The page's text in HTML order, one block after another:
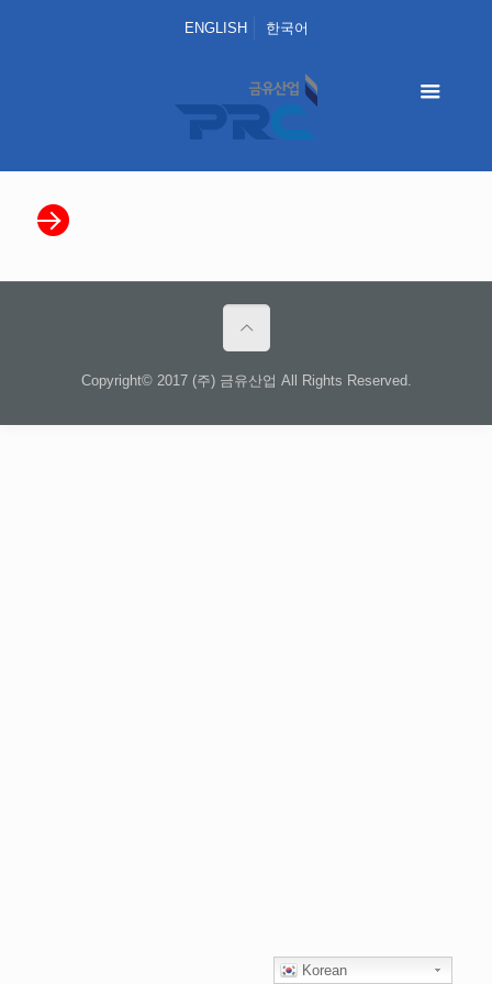
ENGLISH 한국어
Copyright© 2017 (주) 금유산업 All Rights Reserved.
Korean